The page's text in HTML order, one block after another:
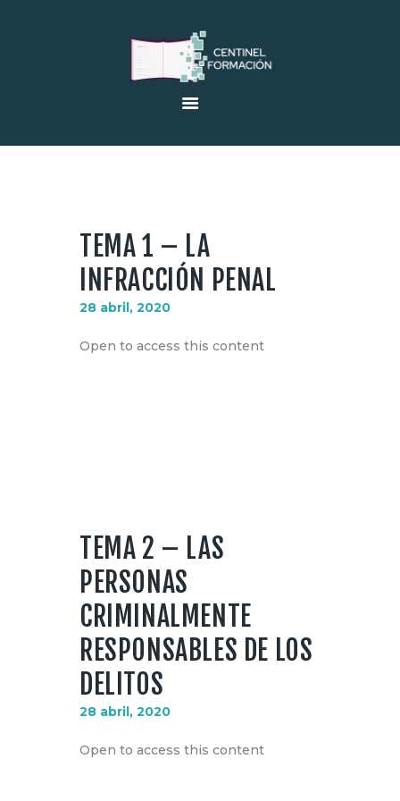
OFERTAS EMPLEO
FORMACIÓN
AULA ONLINE
CERTIFICADOS DE
PROFESIONALIDAD
TEMA 1 – LA
INFRACCIÓN PENAL
28 abril, 2020
Open to access this content
TEMA 2 – LAS
PERSONAS
CRIMINALMENTE
RESPONSABLES DE LOS
DELITOS
28 abril, 2020
Open to access this content